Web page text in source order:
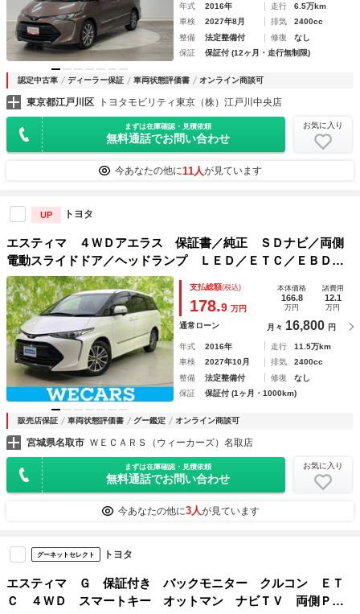
年式 2016年 走行
6.5万km
車検
2027年8月 排気
2400cc
整備
法定整備付 修復
なし
保証
保証付 (12ヶ月・走行無制限)
認定中古車 ディーラー保証 車両状態評価書 オンライン商談可
東京都江戸川区 トヨタモビリティ東京（株）江戸川中央店
まずは在庫確認・見積依頼
無料通話でお問い合わせ
お気に入り
今あなたの他に11人が見ています
UP トヨタ
エスティマ ４ＷＤアエラス 保証書／純正 ＳＤナビ／両側
電動スライドドア／ヘッドランプ ＬＥＤ／ＥＴＣ／ＥＢＤ付
ＡＢＳ／フルセグＴＶ／エアバッグ 運転席／エアバッグ 助
手席／ＭＴモード付き／アルミホイール 純正 １７インチ
支払総額(税込)
178.9 万円
本体価格
166.8
万円
諸費用
12.1
万円
通常ローン 月々 16,800 円
年式 2016年 走行
11.5万km
車検
2027年10月 排気
2400cc
整備
法定整備付 修復
なし
保証
保証付 (1ヶ月・1000km)
販売店保証 車両状態評価書 グー鑑定 オンライン商談可
宮城県名取市 ＷＥＣＡＲＳ（ウィーカーズ）名取店
まずは在庫確認・見積依頼
無料通話でお問い合わせ
お気に入り
今あなたの他に3人が見ています
グーネットセレクト トヨタ
エスティマ Ｇ 保証付き バックモニター クルコン ＥＴ
Ｃ ４ＷＤ スマートキー オットマン ナビＴＶ 両側ＰＳ